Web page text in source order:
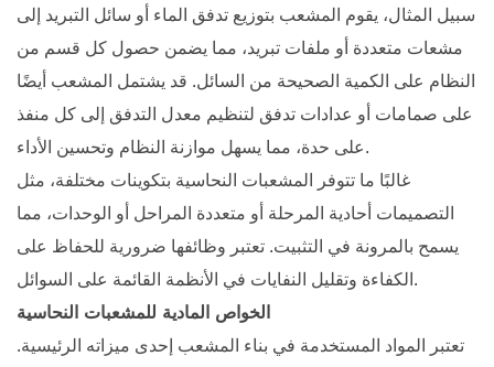
سبيل المثال، يقوم المشعب بتوزيع تدفق الماء أو سائل التبريد إلى
مشعات متعددة أو ملفات تبريد، مما يضمن حصول كل قسم من
النظام على الكمية الصحيحة من السائل. قد يشتمل المشعب أيضًا
على صمامات أو عدادات تدفق لتنظيم معدل التدفق إلى كل منفذ
على حدة، مما يسهل موازنة النظام وتحسين الأداء.
غالبًا ما تتوفر المشعبات النحاسية بتكوينات مختلفة، مثل
التصميمات أحادية المرحلة أو متعددة المراحل أو الوحدات، مما
يسمح بالمرونة في التثبيت. تعتبر وظائفها ضرورية للحفاظ على
الكفاءة وتقليل النفايات في الأنظمة القائمة على السوائل.
الخواص المادية للمشعبات النحاسية
تعتبر المواد المستخدمة في بناء المشعب إحدى ميزاته الرئيسية.